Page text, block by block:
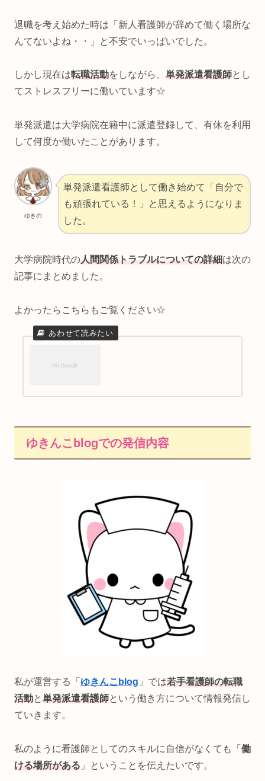
退職を考え始めた時は「新人看護師が辞めて働く場所な
んてないよね・・」と不安でいっぱいでした。
しかし現在は転職活動をしながら、 単発派遣看護師とし
てストレスフリーに働いています☆
単発派遣は大学病院在籍中に派遣登録して、有休を利用
して何度か働いたことがあります。
ゆきの
単発派遣看護師として働き始めて「自分で
も頑張れている！」と思えるようになりま
した。
大学病院時代の人間関係トラブルについての詳細は次の
記事にまとめました。
よかったらこちらもご覧ください☆
ゆきんこblogでの発信内容
私が運営する「 ゆきんこblog 」では若手看護師の転職
活動と単発派遣看護師という働き方について情報発信し
ていきます。
私のように看護師としてのスキルに自信がなくても「 働
ける場所がある 」ということを伝えたいです。